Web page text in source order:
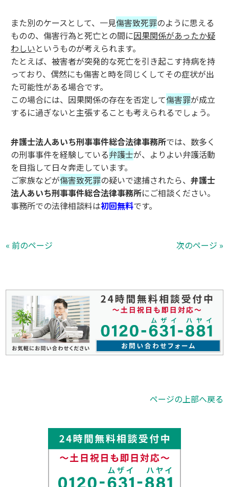
また別のケースとして、一見傷害致死罪のように思える
ものの、傷害行為と死亡との間に因果関係があったか疑
わしいというものが考えられます。
たとえば、被害者が突発的な死亡を引き起こす持病を持
っており、偶然にも傷害と時を同じくしてその症状が出
た可能性がある場合です。
この場合には、因果関係の存在を否定して傷害罪が成立
するに過ぎないと主張することも考えられるでしょう。
弁護士法人あいち刑事事件総合法律事務所では、数多く
の刑事事件を経験している弁護士が、よりよい弁護活動
を目指して日々奔走しています。
ご家族などが傷害致死罪の疑いで逮捕されたら、弁護士
法人あいち刑事事件総合法律事務所にご相談ください。
事務所での法律相談料は初回無料です。
« 前のページ 次のページ »
ページの上部へ戻る